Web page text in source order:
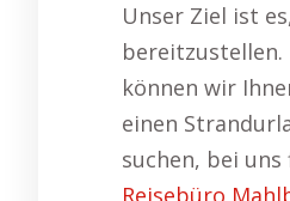
Unser Ziel ist
können wir
einen
suchen, bei
Reisebüro